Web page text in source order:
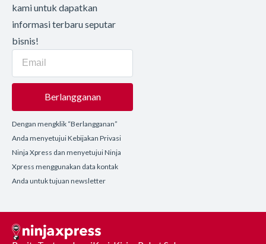
kami untuk dapatkan
informasi terbaru seputar
bisnis!
Berlangganan
Dengan mengklik “Berlangganan”
Anda menyetujui Kebijakan Privasi
Ninja Xpress dan menyetujui Ninja
Xpress menggunakan data kontak
Anda untuk tujuan newsletter